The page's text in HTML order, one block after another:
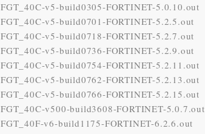
FGT_40C-v5-build0305-FORTINET-5.0.10.out
FGT_40C-v5-build0701-FORTINET-5.2.5.out
FGT_40C-v5-build0718-FORTINET-5.2.7.out
FGT_40C-v5-build0736-FORTINET-5.2.9.out
FGT_40C-v5-build0754-FORTINET-5.2.11.out
FGT_40C-v5-build0762-FORTINET-5.2.13.out
FGT_40C-v5-build0766-FORTINET-5.2.15.out
FGT_40C-v500-build3608-FORTINET-5.0.7.out
FGT_40F-v6-build1175-FORTINET-6.2.6.out